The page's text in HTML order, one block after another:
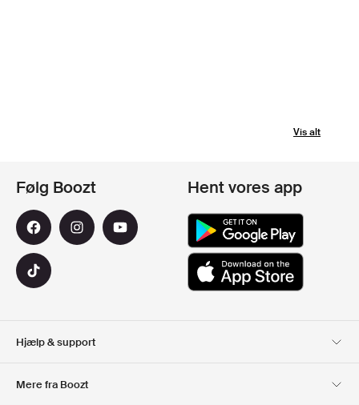
Vis alt
Hjælp & support
Mere fra Boozt
Følg Boozt Hent vores app